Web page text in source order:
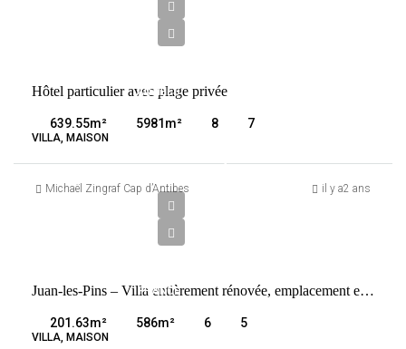
ANTIBES
Hôtel particulier avec plage privée
639.55m² 5981 m² 8 7
VILLA, MAISON
Michaël Zingraf Cap d’Antibes il y a2 ans
FRANCE
1
Juan-les-Pins – Villa entièrement rénovée, emplacement exceptionnel
201.63m² 586m² 6 5
VILLA, MAISON